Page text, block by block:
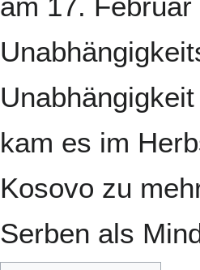
kam es im
Kosovo zu
Serben als